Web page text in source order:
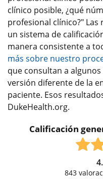
clínico posible, ¿qué
profesional clínico?"
un sistema de
manera consistente a
más sobre nuestro
que consultan a
versión diferente de la
paciente. Esos
DukeHealth.org.
Calificación
843